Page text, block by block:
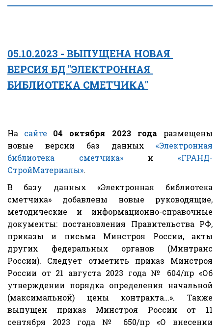
05.10.2023 - ВЫПУЩЕНА НОВАЯ
ВЕРСИЯ БД "ЭЛЕКТРОННАЯ
БИБЛИОТЕКА СМЕТЧИКА"
На сайте 04 октября 2023 года размещены
новые версии баз данных«Электронная
библиотека сметчика»и«ГРАНД-
СтройМатериалы».
В базу данных «Электронная библиотека
сметчика» добавлены новые руководящие,
методические и информационно-справочные
документы: постановления Правительства РФ,
приказы и письма Минстроя России, акты
других федеральных органов (Минтранс
России). Следует отметить приказ Минстроя
России от 21 августа 2023 года № 604/пр «Об
утверждении порядка определения начальной
(максимальной) цены контракта…». Также
выпущен приказ Минстроя России от 11
сентября 2023 года № 650/пр «О внесении